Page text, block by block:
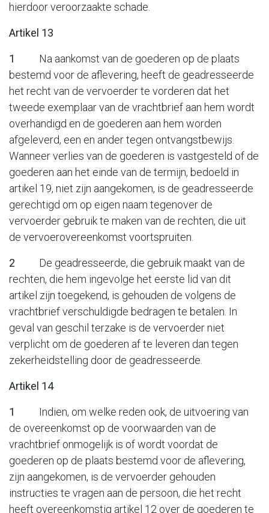
hierdoor veroorzaakte schade.
Artikel 13
1
Na aankomst van de goederen op de plaats
bestemd voor de aflevering, heeft de geadresseerde
het recht van de vervoerder te vorderen dat het
tweede exemplaar van de vrachtbrief aan hem wordt
overhandigd en de goederen aan hem worden
afgeleverd, een en ander tegen ontvangstbewijs.
Wanneer verlies van de goederen is vastgesteld of de
goederen aan het einde van de termijn, bedoeld in
artikel 19, niet zijn aangekomen, is de geadresseerde
gerechtigd om op eigen naam tegenover de
vervoerder gebruik te maken van de rechten, die uit
de vervoerovereenkomst voortspruiten.
2
De geadresseerde, die gebruik maakt van de
rechten, die hem ingevolge het eerste lid van dit
artikel zijn toegekend, is gehouden de volgens de
vrachtbrief verschuldigde bedragen te betalen. In
geval van geschil terzake is de vervoerder niet
verplicht om de goederen af te leveren dan tegen
zekerheidstelling door de geadresseerde.
Artikel 14
1
Indien, om welke reden ook, de uitvoering van
de overeenkomst op de voorwaarden van de
vrachtbrief onmogelijk is of wordt voordat de
goederen op de plaats bestemd voor de aflevering,
zijn aangekomen, is de vervoerder gehouden
instructies te vragen aan de persoon, die het recht
heeft overeenkomstig artikel 12 over de goederen te